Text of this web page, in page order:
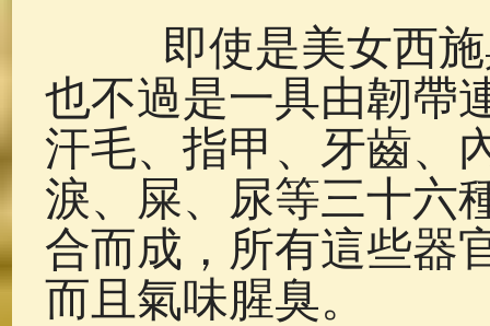
即使是美女西施
也不過是一具由韌帶
汗毛、指甲、牙齒、
淚、屎、尿等三十六
合而成，所有這些器
而且氣味腥臭。